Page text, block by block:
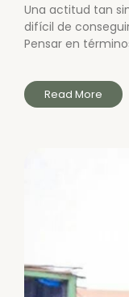
Una actitud tan
difícil de
Pensar en
Read More